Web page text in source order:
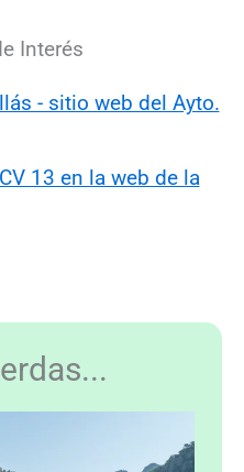
Interés
- sitio web del Ayto.
13 en la web de la